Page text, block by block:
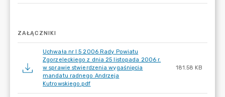
ZAŁĄCZNIKI
Uchwała nr I 5 2006 Rady Powiatu
Zgorzeleckiego z dnia 25 listopada 2006 r.
w sprawie stwierdzenia wygaśnięcia
mandatu radnego Andrzeja
Kutrowskiego.pdf
181.58 KB